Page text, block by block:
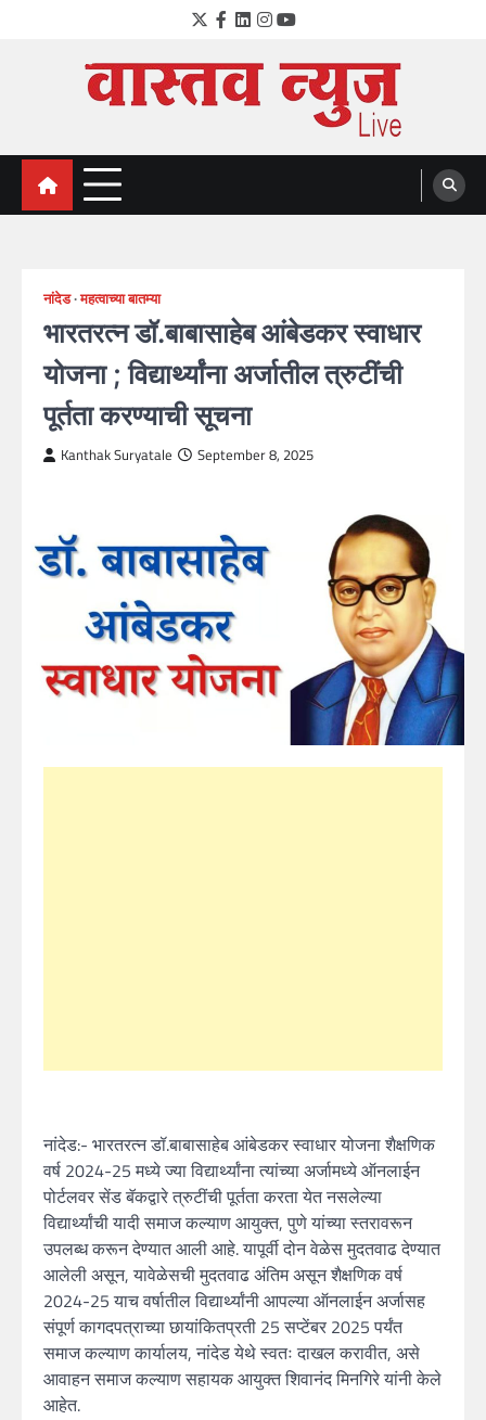
Twitter
Facebook
LinkedIn
Instagram
YouTube
VastavNEWSLive.com
a leading NEWS portal of Maharahstra
नांदेड महत्वाच्या बातम्या
भारतरत्न डॉ.बाबासाहेब आंबेडकर स्वाधार
योजना ; विद्यार्थ्यांना अर्जातील त्रुटींची
पूर्तता करण्याची सूचना
Kanthak Suryatale September 8, 2025
नांदेड:- भारतरत्न डॉ.बाबासाहेब आंबेडकर स्वाधार योजना शैक्षणिक
वर्ष 2024-25 मध्ये ज्या विद्यार्थ्यांना त्यांच्या अर्जामध्ये ऑनलाईन
पोर्टलवर सेंड बॅकद्वारे त्रुटींची पूर्तता करता येत नसलेल्या
विद्यार्थ्यांची यादी समाज कल्याण आयुक्त, पुणे यांच्या स्तरावरून
उपलब्ध करून देण्यात आली आहे. यापूर्वी दोन वेळेस मुदतवाढ देण्यात
आलेली असून, यावेळेसची मुदतवाढ अंतिम असून शैक्षणिक वर्ष
2024-25 याच वर्षातील विद्यार्थ्यांनी आपल्या ऑनलाईन अर्जासह
संपूर्ण कागदपत्राच्या छायांकितप्रती 25 सप्टेंबर 2025 पर्यंत
समाज कल्याण कार्यालय, नांदेड येथे स्वतः दाखल करावीत, असे
आवाहन समाज कल्याण सहायक आयुक्त शिवानंद मिनगिरे यांनी केले
आहेत.